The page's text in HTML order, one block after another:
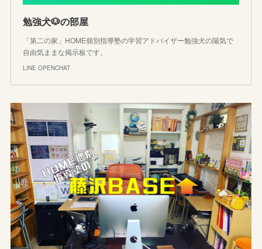
勉強犬🐶の部屋
「第二の家」HOME個別指導塾の学習アドバイザー勉強犬の陽気で
自由気ままな掲示板です。
LINE OPENCHAT